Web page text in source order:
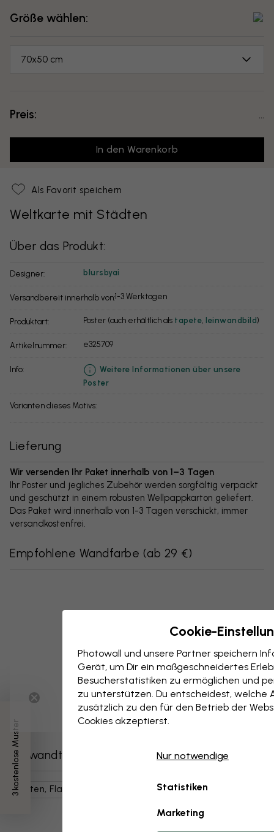
Größe wählen:
70x50 cm
Preis:
In den Warenkorb
Als Favorit speichern
Weltkarte mit Städten
Über das Produkt:
Designer: blursbyai
Versandbereit innerhalb von:1-3 Werktagen
Produktart: Poster (auch erhältlich als tapete leinwandbild)
Artikelnummer: e325709
info:
Weitere Informationen über unsere
Poster
Varianten dieses Motivs:
Lieferung
Wir versenden Ihr Paket innerhalb von 1–3 Tagen
Ihr Poster und jegliches Zubehör werden sorgfältig verpackt
und geschützt in einem robusten Wellpappkarton geliefert.
Das Paket wird innerhalb von 1-3 Tagen verschickt, immer
versandkostenfrei.
Empfohlene Wandfarbe (ab 29 €)
Verwandte Kategorien
Karten, Flaggen, Orte Weltkarten Karten
3 kostenlose Muster
Cookie-
Photowall und unsere Partner speichern
Gerät, um Dir ein maßgeschneidertes
Besucherstatistiken zu ermöglichen und
zu unterstützen. Du entscheidest, welche
zusätzlich zu den für den Betrieb der
Cookies akzeptierst.
Nur notwendige
Statistiken
Marketing